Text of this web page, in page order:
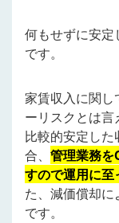
何もせずに安
です。
家賃収入に関し
ーリスクとは
比較的安定し
合、 管理業務
すので運用に
た、減価償却に
です。